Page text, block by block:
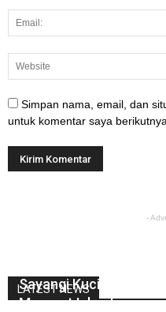
Simpan nama, email, dan
untuk komentar saya berikutnya.
-
LATEST NEWS
Sayangi Kucing
Menurut Islam!